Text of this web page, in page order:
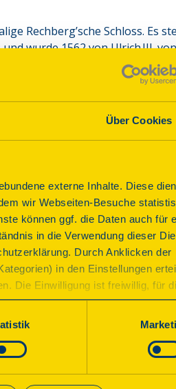
Über Cookies
externe Inhalte. Diese
wir Webseiten-Besuche
können ggf. die Daten auch für
in die Verwendung dieser
Durch Anklicken der
in den Einstellungen
Die Einwilligung ist freiwillig, für
werden. Wenn Sie das
gesetzt, die technisch notwendig
Rechberg’sche Schloss. Es
wurde 1562 von Ulrich III.
und Erker‑Stil entstand.
90Minuten
90Minuten
90Minuten
III von Hohenrechberg als
15. Jh mit Gewölbekeller
beiden sehr gut überlieferten
Holztäfern und -malerein,
Es handelt sich um